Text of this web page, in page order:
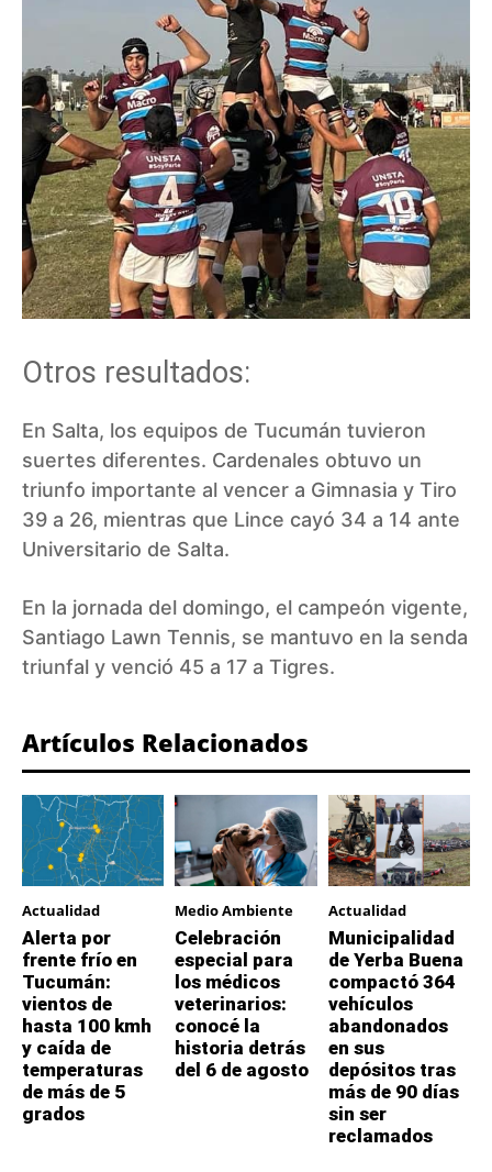
Otros resultados:
En Salta, los equipos de Tucumán tuvieron
suertes diferentes. Cardenales obtuvo un
triunfo importante al vencer a Gimnasia y Tiro
39 a 26, mientras que Lince cayó 34 a 14 ante
Universitario de Salta.
En la jornada del domingo, el campeón vigente,
Santiago Lawn Tennis, se mantuvo en la senda
triunfal y venció 45 a 17 a Tigres.
Artículos Relacionados
Actualidad
Alerta por
frente frío en
Tucumán:
vientos de
hasta 100 kmh
y caída de
temperaturas
de más de 5
grados
Medio Ambiente
Celebración
especial para
los médicos
veterinarios:
conocé la
historia detrás
del 6 de agosto
Actualidad
Municipalidad
de Yerba Buena
compactó 364
vehículos
abandonados
en sus
depósitos tras
más de 90 días
sin ser
reclamados